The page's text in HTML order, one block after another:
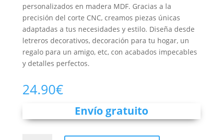
personalizados en madera MDF. Gracias a la
precisión del corte CNC, creamos piezas únicas
adaptadas a tus necesidades y estilo. Diseña desde
letreros decorativos, decoración para tu hogar, un
regalo para un amigo, etc, con acabados impecables
y detalles perfectos.
24.90€
Envío gratuito